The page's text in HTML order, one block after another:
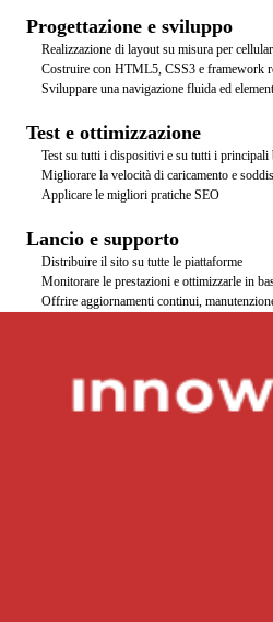
Costruttori di pagine di destinazione
Prestazioni ottimizzate su mobile e
Progettazione e sviluppo
Realizzazione di layout su misura per
Costruire con HTML5, CSS3 e framework
Sviluppare una navigazione fluida ed
Test e ottimizzazione
Test su tutti i dispositivi e su tutti i principali
Migliorare la velocità di caricamento e
Applicare le migliori pratiche SEO
Lancio e supporto
Distribuire il sito su tutte le piattaforme
Monitorare le prestazioni e ottimizzarle in
Offrire aggiornamenti continui,